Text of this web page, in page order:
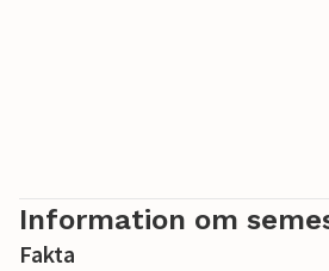
Information om
Fakta